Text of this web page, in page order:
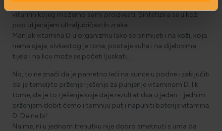
sposobnost proizvodnje vitamina D. Zapravo, on je jedini
vitamin kojeg možemo sami proizvesti. Sintetizira se u koži
pod utjecajem ultraljubičastih zraka.
Manjak vitamina D u organizmu lako se primijeti i na koži, koja
nema sjaja, sivkastog je tona, postaje suha i na dijelovima
tijela i na licu može se početi ljuskati…
No, to ne znači da je pametno leći na sunce u podne i zaključiti
da je temeljito prženje rješenje za punjenje vitaminom D. I k
tome, da je to rješenje koje daje rezultat dva u jedan - jednim
prženjem dobit ćemo i tamniju put i napuniti baterije vitamina
D. Da ne bi!
Naime, ni u jednom trenutku nije dobro smetnuti s uma da